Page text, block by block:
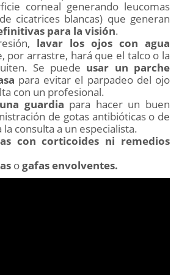
corneal generando leucomas
cicatrices blancas) que generan
para la visión.
lavar los ojos con agua
por arrastre, hará que el talco o la
Se puede usar un parche
para evitar el parpadeo del ojo
con un profesional.
guardia para hacer un buen
de gotas antibióticas o de
consulta a un especialista.
con corticoides ni remedios
ogafas envolventes.